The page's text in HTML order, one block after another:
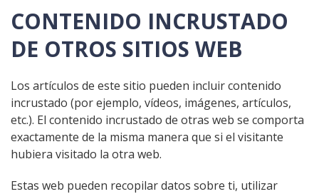
CONTENIDO INCRUSTADO
DE OTROS SITIOS WEB
Los artículos de este sitio pueden incluir contenido
incrustado (por ejemplo, vídeos, imágenes, artículos,
etc.). El contenido incrustado de otras web se comporta
exactamente de la misma manera que si el visitante
hubiera visitado la otra web.
Estas web pueden recopilar datos sobre ti, utilizar